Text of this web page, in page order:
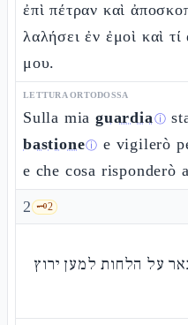
ἐπὶ πέτραν καὶ
λαλήσει ἐν ἐμοὶ καὶ
μου.
LETTURA ORTODOSSA
Sulla mia guardiaⓘ
bastioneⓘ e vigilerò
e che cosa risponderò
2 🗝️2
על הלחות למען ירוץ